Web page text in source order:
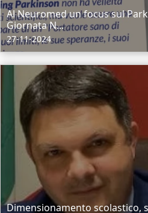
Al Neuromed un focus sul
Giornata N...
27-11-2024
Dimensionamento scolastico,